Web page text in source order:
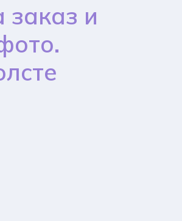
заказ и